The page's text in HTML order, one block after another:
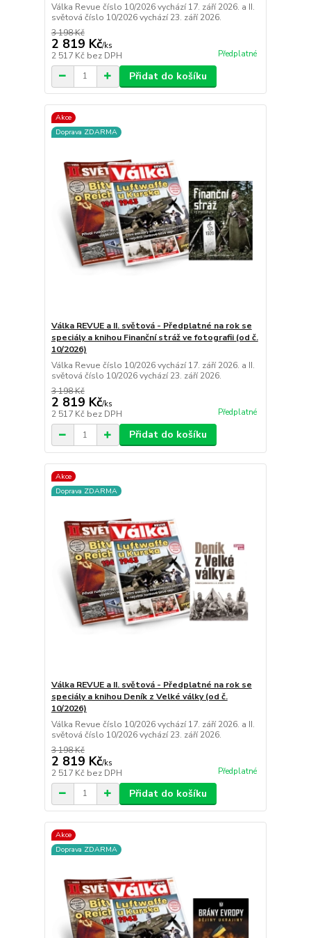
Válka Revue číslo 10/2026 vychází 17. září 2026. a II.
světová číslo 10/2026 vychází 23. září 2026.
3 198 Kč
2 819 Kč/ks
2 517 Kč bez DPH Předplatné
Přidat do košíku
Akce
Doprava ZDARMA
Válka REVUE a II. světová - Předplatné na rok se
speciály a knihou Finanční stráž ve fotografii (od č.
10/2026)
Válka Revue číslo 10/2026 vychází 17. září 2026. a II.
světová číslo 10/2026 vychází 23. září 2026.
3 198 Kč
2 819 Kč/ks
2 517 Kč bez DPH Předplatné
Přidat do košíku
Akce
Doprava ZDARMA
Válka REVUE a II. světová - Předplatné na rok se
speciály a knihou Deník z Velké války (od č.
10/2026)
Válka Revue číslo 10/2026 vychází 17. září 2026. a II.
světová číslo 10/2026 vychází 23. září 2026.
3 198 Kč
2 819 Kč/ks
2 517 Kč bez DPH Předplatné
Přidat do košíku
Akce
Doprava ZDARMA